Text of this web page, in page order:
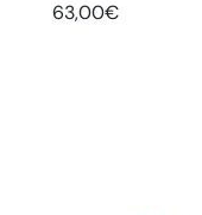
63,00€